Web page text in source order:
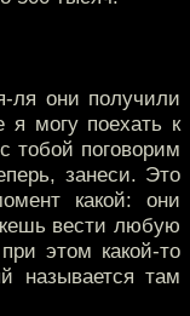
ля они получили
я могу поехать к
тобой поговорим
занеси. Это
какой: они
вести любую
этом какой-то
называется там